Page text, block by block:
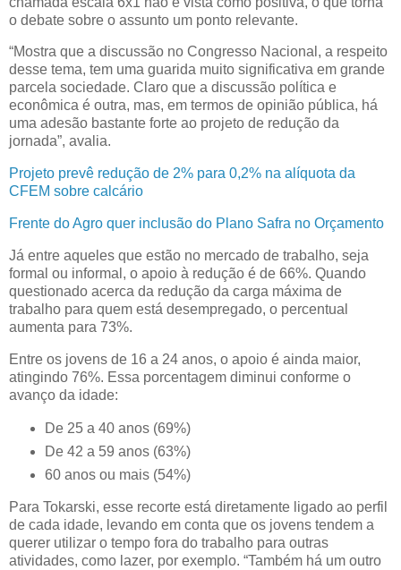
o debate sobre o assunto um ponto relevante.
“Mostra que a discussão no Congresso Nacional, a respeito
desse tema, tem uma guarida muito significativa em grande
parcela sociedade. Claro que a discussão política e
econômica é outra, mas, em termos de opinião pública, há
uma adesão bastante forte ao projeto de redução da
jornada”, avalia.
Projeto prevê redução de 2% para 0,2% na alíquota da
CFEM sobre calcário
Frente do Agro quer inclusão do Plano Safra no Orçamento
Já entre aqueles que estão no mercado de trabalho, seja
formal ou informal, o apoio à redução é de 66%. Quando
questionado acerca da redução da carga máxima de
trabalho para quem está desempregado, o percentual
aumenta para 73%.
Entre os jovens de 16 a 24 anos, o apoio é ainda maior,
atingindo 76%. Essa porcentagem diminui conforme o
avanço da idade:
De 25 a 40 anos (69%)
De 42 a 59 anos (63%)
60 anos ou mais (54%)
Para Tokarski, esse recorte está diretamente ligado ao perfil
de cada idade, levando em conta que os jovens tendem a
querer utilizar o tempo fora do trabalho para outras
atividades, como lazer, por exemplo. “Também há um outro